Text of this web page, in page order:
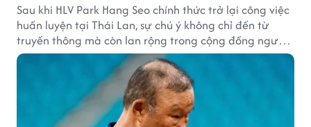
Sau khi HLV Park Hang Seo chính thức trở lại công việc
huấn luyện tại Thái Lan, sự chú ý không chỉ đến từ
truyền thông mà còn lan rộng trong cộng đồng người
hâm mộ bóng đá nước này.